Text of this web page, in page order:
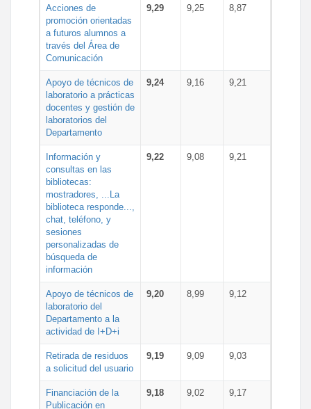
Acciones de
promoción orientadas
a futuros alumnos a
través del Área de
Comunicación
9,29 9,25 8,87
Apoyo de técnicos de
laboratorio a prácticas
docentes y gestión de
laboratorios del
Departamento
9,24 9,16 9,21
Información y
consultas en las
bibliotecas:
mostradores, ...La
biblioteca responde...,
chat, teléfono, y
sesiones
personalizadas de
búsqueda de
información
9,22 9,08 9,21
Apoyo de técnicos de
laboratorio del
Departamento a la
actividad de I+D+i
9,20 8,99 9,12
Retirada de residuos
a solicitud del usuario
9,19 9,09 9,03
Financiación de la
Publicación en
9,18 9,02 9,17